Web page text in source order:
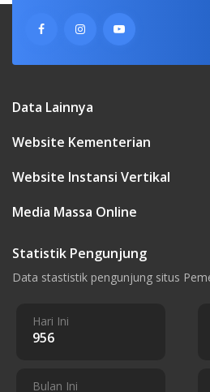
Data Lainnya
Website Kementerian
Website Instansi Vertikal
Media Massa Online
Statistik Pengunjung
Data stastistik pengunjung situs
Hari Ini
956
Bulan Ini